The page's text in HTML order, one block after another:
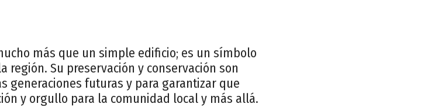
más que un simple edificio; es un símbolo
Su preservación y conservación son
generaciones futuras y para garantizar que
y orgullo para la comunidad local y más allá.